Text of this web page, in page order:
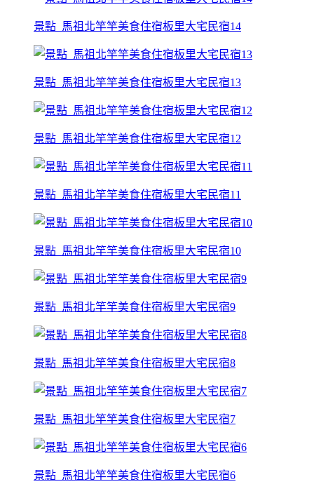
景點_馬祖北竿竿美食住宿板里大宅民宿14
景點_馬祖北竿竿美食住宿板里大宅民宿13
景點_馬祖北竿竿美食住宿板里大宅民宿12
景點_馬祖北竿竿美食住宿板里大宅民宿11
景點_馬祖北竿竿美食住宿板里大宅民宿10
景點_馬祖北竿竿美食住宿板里大宅民宿9
景點_馬祖北竿竿美食住宿板里大宅民宿8
景點_馬祖北竿竿美食住宿板里大宅民宿7
景點_馬祖北竿竿美食住宿板里大宅民宿6